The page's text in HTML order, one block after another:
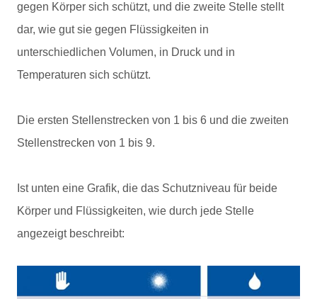
gegen Körper sich schützt, und die zweite Stelle stellt
dar, wie gut sie gegen Flüssigkeiten in
unterschiedlichen Volumen, in Druck und in
Temperaturen sich schützt.
Die ersten Stellenstrecken von 1 bis 6 und die zweiten
Stellenstrecken von 1 bis 9.
Ist unten eine Grafik, die das Schutzniveau für beide
Körper und Flüssigkeiten, wie durch jede Stelle
angezeigt beschreibt: